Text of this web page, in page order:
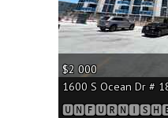
$2 000
1600 S Ocean Dr #
🆄🅽🅵🆄🆁🅽🅸🆂🅷🅴🅳